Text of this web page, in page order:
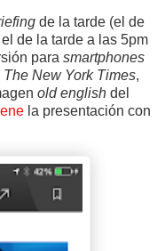
de la tarde (el de
de la tarde a las 5pm
para smartphones
The New York Times,
old english del
la presentación con